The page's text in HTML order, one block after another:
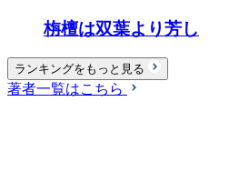
栴檀は双葉より芳し
ランキングをもっと見る
著者一覧はこちら